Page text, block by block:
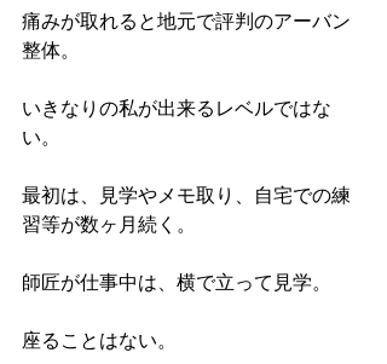
痛みが取れると地元で評判のアーバン
整体。
いきなりの私が出来るレベルではな
い。
最初は、見学やメモ取り、自宅での練
習等が数ヶ月続く。
師匠が仕事中は、横で立って見学。
座ることはない。